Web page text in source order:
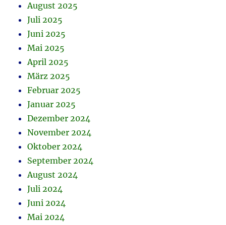
August 2025
Juli 2025
Juni 2025
Mai 2025
April 2025
März 2025
Februar 2025
Januar 2025
Dezember 2024
November 2024
Oktober 2024
September 2024
August 2024
Juli 2024
Juni 2024
Mai 2024